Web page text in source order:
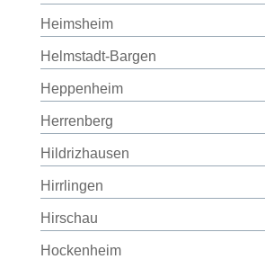
Heimsheim
Helmstadt-Bargen
Heppenheim
Herrenberg
Hildrizhausen
Hirrlingen
Hirschau
Hockenheim